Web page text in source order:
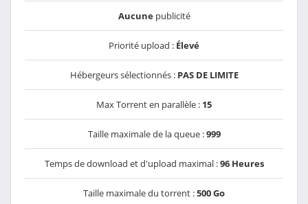
Aucunepublicité
Priorité upload : Élevé
Hébergeurs sélectionnés : PAS DE LIMITE
Max Torrent en parallèle : 15
Taille maximale de la queue :999
Temps de download et d'upload maximal :96 Heures
Taille maximale du torrent :500 Go